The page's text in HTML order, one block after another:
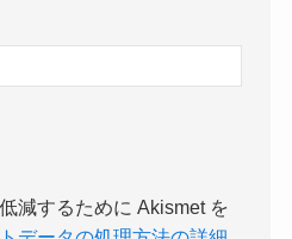
減するために Akismet を